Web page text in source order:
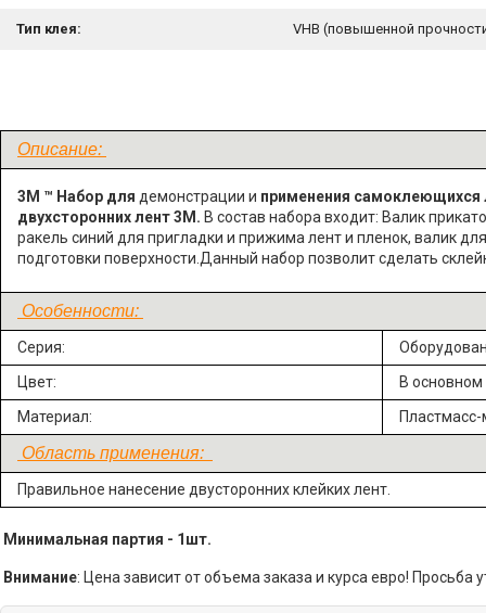
Тип клея: VHB (повышенной
Описание:
3М ™ Набор для демонстрации и применения самоклеющихся
двухсторонних лент 3М. В состав набора входит: Валик
ракель синий для пригладки и прижима лент и пленок, валик
подготовки поверхности.Данный набор позволит сделать
Особенности:
Серия:
Цвет:
В
Материал:
Область применения:
Правильное нанесение двусторонних клейких лент.
Минимальная партия - 1шт.
Внимание: Цена зависит от объема заказа и курса евро!